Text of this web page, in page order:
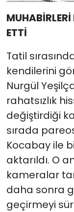
ETTİ
Tatil
kendilerini
Nurgül
rahatsızlık
değiştirdiği
sırada
Kocabay ile
aktarıldı. O
kameralar
daha sonra
geçirmeyi